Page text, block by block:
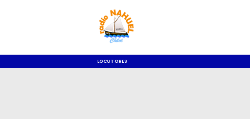
LOCUTORES